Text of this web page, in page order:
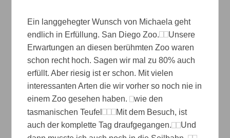
Ein langgehegter Wunsch von Michaela geht
endlich in Erfüllung. San Diego Zoo.
Unsere
Erwartungen an diesen berühmten Zoo waren
schon recht hoch. Sagen wir mal zu 80% auch
erfüllt. Aber riesig ist er schon. Mit vielen
interessanten Arten die wir vorher so noch nie in
einem Zoo gesehen haben.
wie den
tasmanischen Teufel
Mit dem Besuch, ist
auch der komplette Tag draufgegangen.
Und